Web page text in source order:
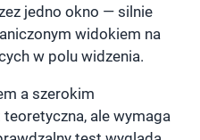
jedno okno — silnie
widokiem na
w polu widzenia.
a szerokim
ale wymaga